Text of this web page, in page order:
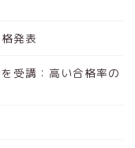
発表
受講：高い合格率の